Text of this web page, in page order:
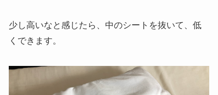
少し高いなと感じたら、中のシートを抜いて、低
くできます。